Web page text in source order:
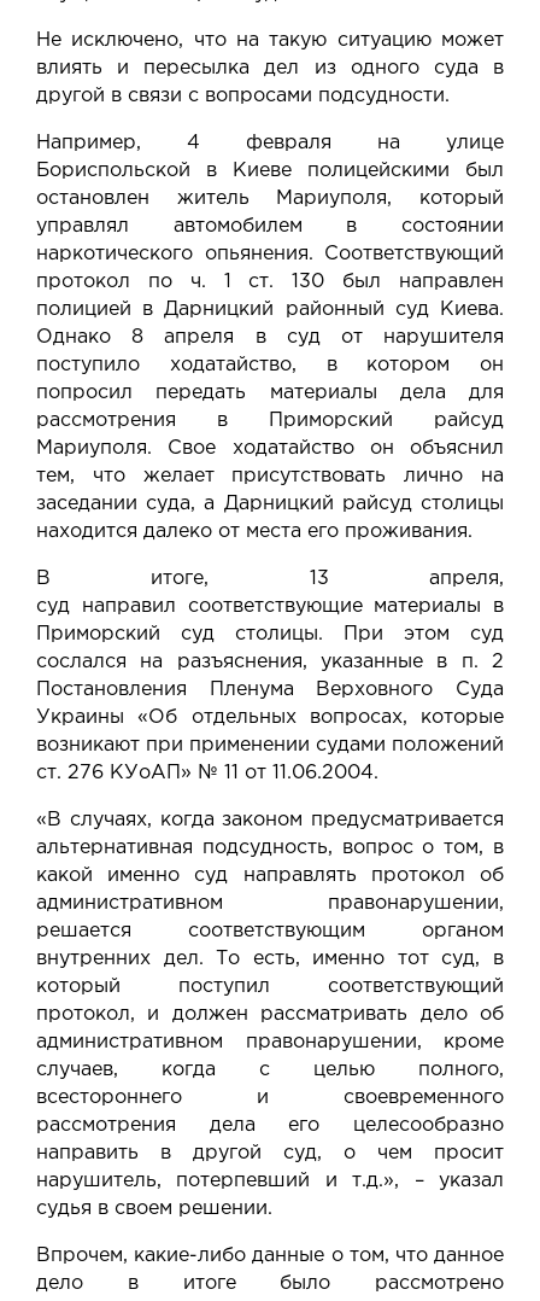
Не исключено, что на такую ситуацию может
влиять и пересылка дел из одного суда в
другой в связи с вопросами подсудности.
Например, 4 февраля на улице
Бориспольской в Киеве полицейскими был
остановлен житель Мариуполя, который
управлял автомобилем в состоянии
наркотического опьянения. Соответствующий
протокол по ч. 1 ст. 130 был направлен
полицией в Дарницкий районный суд Киева.
Однако 8 апреля в суд от нарушителя
поступило ходатайство, в котором он
попросил передать материалы дела для
рассмотрения в Приморский райсуд
Мариуполя. Свое ходатайство он объяснил
тем, что желает присутствовать лично на
заседании суда, а Дарницкий райсуд столицы
находится далеко от места его проживания.
В итоге, 13 апреля,
суд направил соответствующие материалы в
Приморский суд столицы. При этом суд
сослался на разъяснения, указанные в п. 2
Постановления Пленума Верховного Суда
Украины «Об отдельных вопросах, которые
возникают при применении судами положений
ст. 276 КУоАП» № 11 от 11.06.2004.
«В случаях, когда законом предусматривается
альтернативная подсудность, вопрос о том, в
какой именно суд направлять протокол об
административном правонарушении,
решается соответствующим органом
внутренних дел. То есть, именно тот суд, в
который поступил соответствующий
протокол, и должен рассматривать дело об
административном правонарушении, кроме
случаев, когда с целью полного,
всестороннего и своевременного
рассмотрения дела его целесообразно
направить в другой суд, о чем просит
нарушитель, потерпевший и т.д.», – указал
судья в своем решении.
Впрочем, какие-либо данные о том, что данное
дело в итоге было рассмотрено